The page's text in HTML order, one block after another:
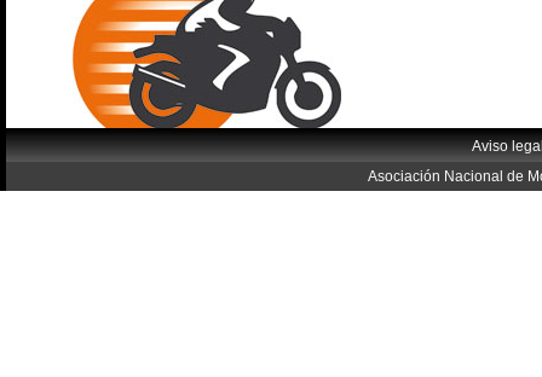
Aviso
Asociación Nacional de